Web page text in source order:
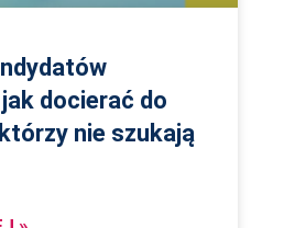
docierać do
nie szukają